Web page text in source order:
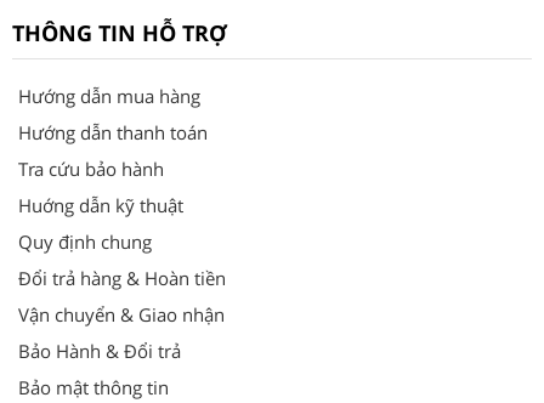
THÔNG TIN HỖ TRỢ
Hướng dẫn mua hàng
Hướng dẫn thanh toán
Tra cứu bảo hành
Huớng dẫn kỹ thuật
Quy định chung
Đổi trả hàng & Hoàn tiền
Vận chuyển & Giao nhận
Bảo Hành & Đổi trả
Bảo mật thông tin